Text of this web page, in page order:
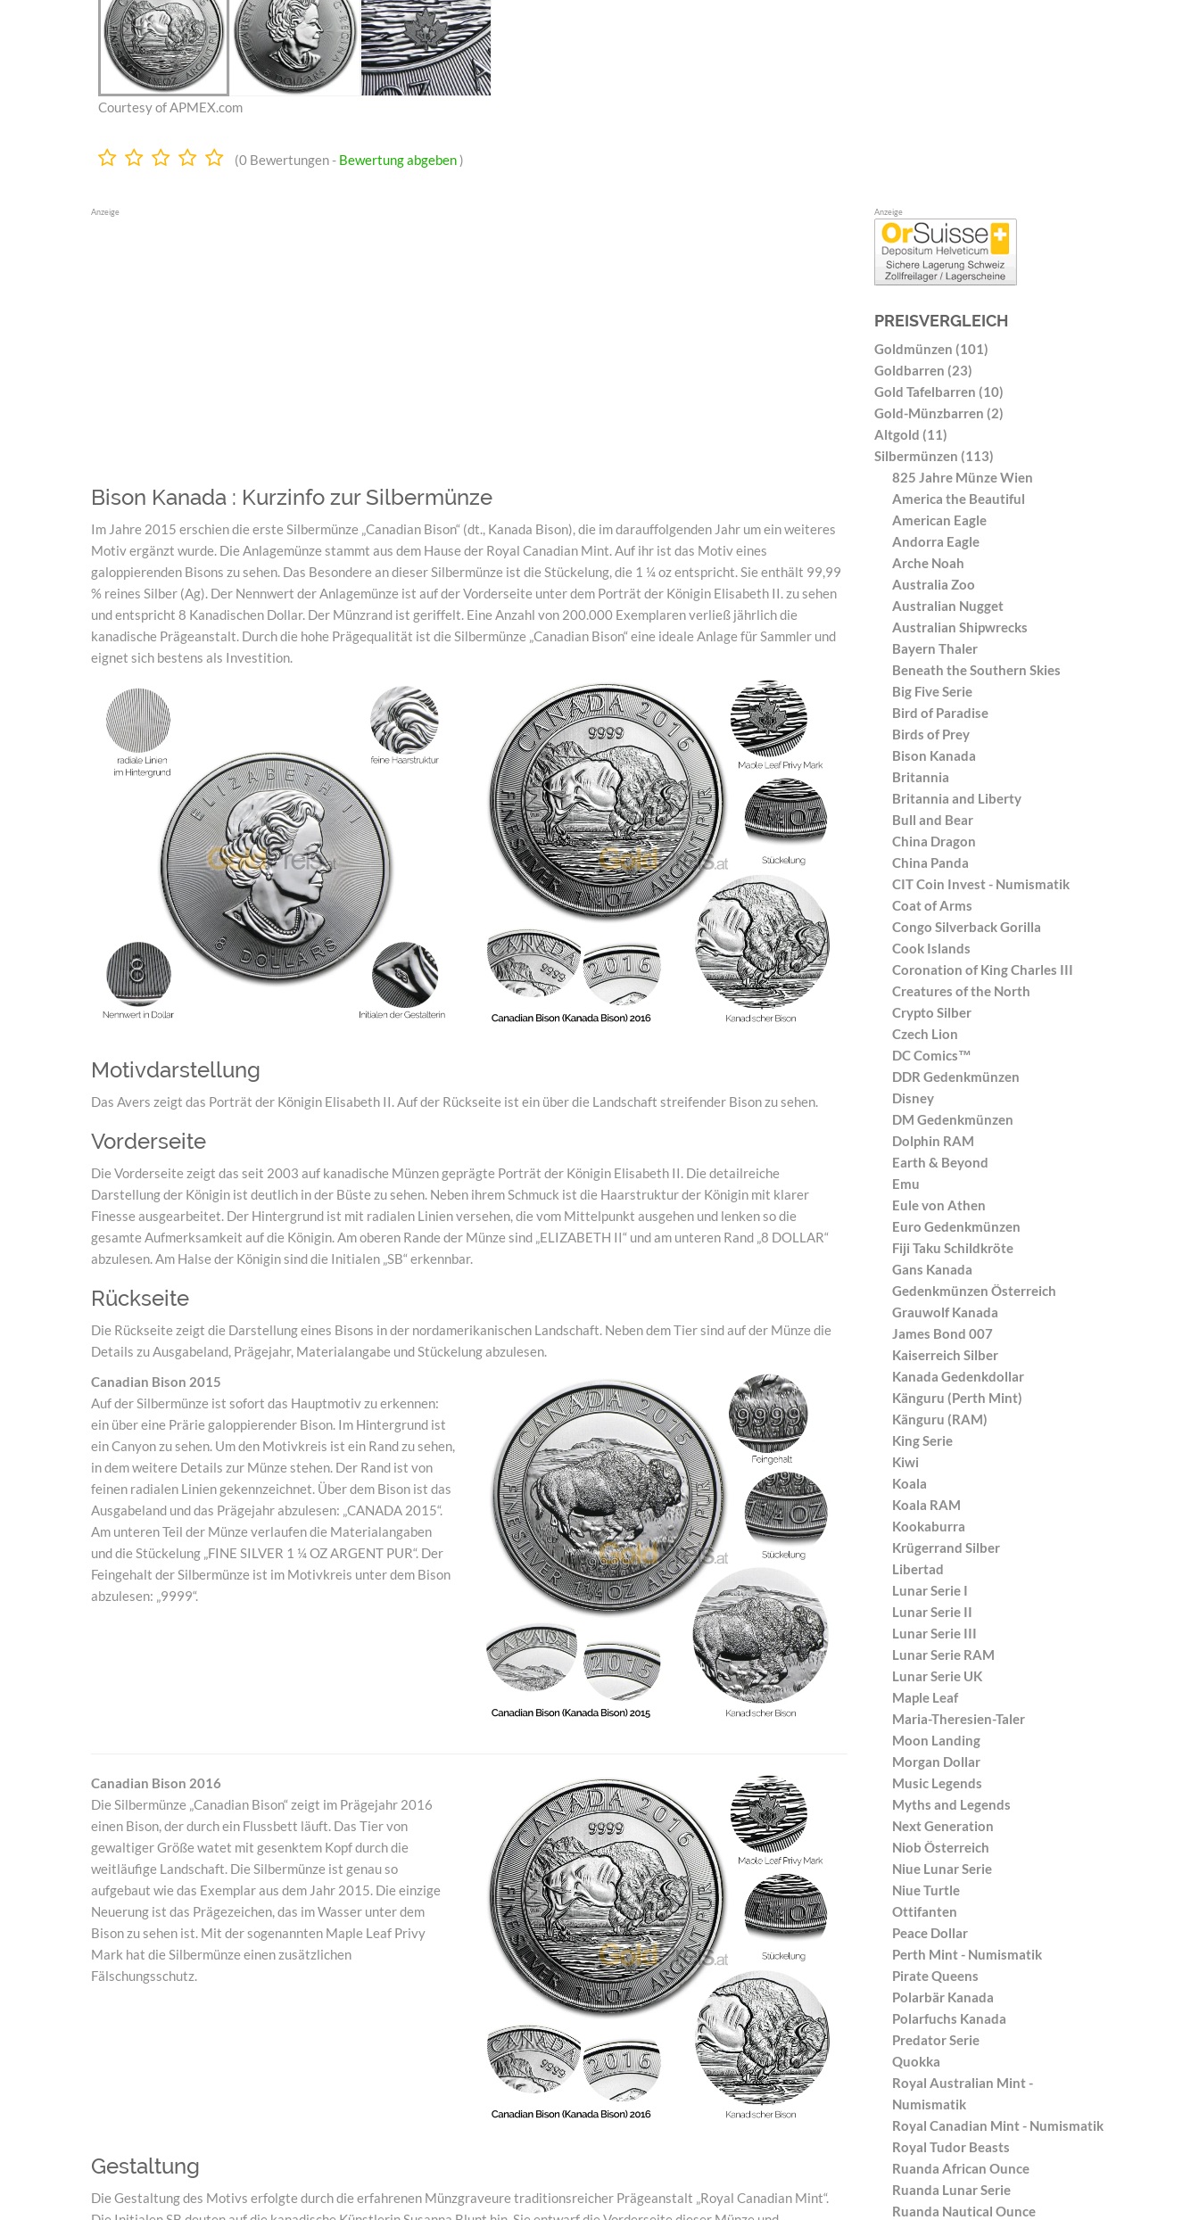
Courtesy of APMEX.com
0.0
(0 Bewertungen - Bewertung abgeben)
Anzeige
Bison Kanada : Kurzinfo zur Silbermünze
Im Jahre 2015 erschien die erste Silbermünze „Canadian Bison“ (dt., Kanada Bison), die im darauffolgenden Jahr um ein weiteres
Motiv ergänzt wurde. Die Anlagemünze stammt aus dem Hause der Royal Canadian Mint. Auf ihr ist das Motiv eines
galoppierenden Bisons zu sehen. Das Besondere an dieser Silbermünze ist die Stückelung, die 1 ¼ oz entspricht. Sie enthält 99,99
% reines Silber (Ag). Der Nennwert der Anlagemünze ist auf der Vorderseite unter dem Porträt der Königin Elisabeth II. zu sehen
und entspricht 8 Kanadischen Dollar. Der Münzrand ist geriffelt. Eine Anzahl von 200.000 Exemplaren verließ jährlich die
kanadische Prägeanstalt. Durch die hohe Prägequalität ist die Silbermünze „Canadian Bison“ eine ideale Anlage für Sammler und
eignet sich bestens als Investition.
Motivdarstellung
Das Avers zeigt das Porträt der Königin Elisabeth II. Auf der Rückseite ist ein über die Landschaft streifender Bison zu sehen.
Vorderseite
Die Vorderseite zeigt das seit 2003 auf kanadische Münzen geprägte Porträt der Königin Elisabeth II. Die detailreiche
Darstellung der Königin ist deutlich in der Büste zu sehen. Neben ihrem Schmuck ist die Haarstruktur der Königin mit klarer
Finesse ausgearbeitet. Der Hintergrund ist mit radialen Linien versehen, die vom Mittelpunkt ausgehen und lenken so die
gesamte Aufmerksamkeit auf die Königin. Am oberen Rande der Münze sind „ELIZABETH II“ und am unteren Rand „8 DOLLAR“
abzulesen. Am Halse der Königin sind die Initialen „SB“ erkennbar.
Rückseite
Die Rückseite zeigt die Darstellung eines Bisons in der nordamerikanischen Landschaft. Neben dem Tier sind auf der Münze die
Details zu Ausgabeland, Prägejahr, Materialangabe und Stückelung abzulesen.
Canadian Bison 2015
Auf der Silbermünze ist sofort das Hauptmotiv zu erkennen:
ein über eine Prärie galoppierender Bison. Im Hintergrund ist
ein Canyon zu sehen. Um den Motivkreis ist ein Rand zu sehen,
in dem weitere Details zur Münze stehen. Der Rand ist von
feinen radialen Linien gekennzeichnet. Über dem Bison ist das
Ausgabeland und das Prägejahr abzulesen: „CANADA 2015“.
Am unteren Teil der Münze verlaufen die Materialangaben
und die Stückelung „FINE SILVER 1 ¼ OZ ARGENT PUR“. Der
Feingehalt der Silbermünze ist im Motivkreis unter dem Bison
abzulesen: „9999“.
Canadian Bison 2016
Die Silbermünze „Canadian Bison“ zeigt im Prägejahr 2016
einen Bison, der durch ein Flussbett läuft. Das Tier von
gewaltiger Größe watet mit gesenktem Kopf durch die
weitläufige Landschaft. Die Silbermünze ist genau so
aufgebaut wie das Exemplar aus dem Jahr 2015. Die einzige
Neuerung ist das Prägezeichen, das im Wasser unter dem
Bison zu sehen ist. Mit der sogenannten Maple Leaf Privy
Mark hat die Silbermünze einen zusätzlichen
Fälschungsschutz.
Gestaltung
Die Gestaltung des Motivs erfolgte durch die erfahrenen Münzgraveure traditionsreicher Prägeanstalt „Royal Canadian Mint“.
Anzeige
PREISVERGLEICH
Goldmünzen (101)
Goldbarren (23)
Gold Tafelbarren (10)
Gold-Münzbarren (2)
Altgold (11)
Silbermünzen (113)
825 Jahre Münze Wien
America the Beautiful
American Eagle
Andorra Eagle
Arche Noah
Australia Zoo
Australian Nugget
Australian Shipwrecks
Bayern Thaler
Beneath the Southern Skies
Big Five Serie
Bird of Paradise
Birds of Prey
Bison Kanada
Britannia
Britannia and Liberty
Bull and Bear
China Dragon
China Panda
CIT Coin Invest - Numismatik
Coat of Arms
Congo Silverback Gorilla
Cook Islands
Coronation of King Charles III
Creatures of the North
Crypto Silber
Czech Lion
DC Comics™
DDR Gedenkmünzen
Disney
DM Gedenkmünzen
Dolphin RAM
Earth & Beyond
Emu
Eule von Athen
Euro Gedenkmünzen
Fiji Taku Schildkröte
Gans Kanada
Gedenkmünzen Österreich
Grauwolf Kanada
James Bond 007
Kaiserreich Silber
Kanada Gedenkdollar
Känguru (Perth Mint)
Känguru (RAM)
King Serie
Kiwi
Koala
Koala RAM
Kookaburra
Krügerrand Silber
Libertad
Lunar Serie I
Lunar Serie II
Lunar Serie III
Lunar Serie RAM
Lunar Serie UK
Maple Leaf
Maria-Theresien-Taler
Moon Landing
Morgan Dollar
Music Legends
Myths and Legends
Next Generation
Niob Österreich
Niue Lunar Serie
Niue Turtle
Ottifanten
Peace Dollar
Perth Mint - Numismatik
Pirate Queens
Polarbär Kanada
Polarfuchs Kanada
Predator Serie
Quokka
Royal Australian Mint -
Numismatik
Royal Canadian Mint - Numismatik
Royal Tudor Beasts
Ruanda African Ounce
Ruanda Lunar Serie
Ruanda Nautical Ounce